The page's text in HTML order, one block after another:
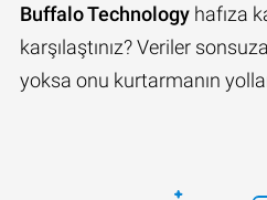
Buffalo Technology hafıza
karşılaştınız? Veriler
yoksa onu kurtarmanın